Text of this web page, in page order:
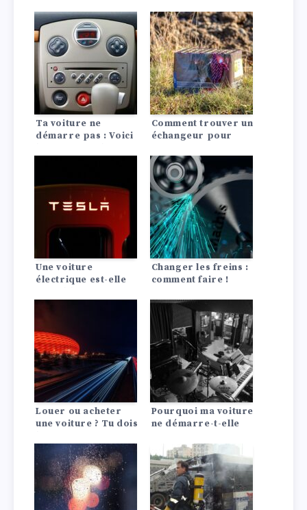
comment faire !
batterie soi-même !
Ta voiture ne
démarre pas : Voici
Comment trouver un
échangeur pour
batterie de voiture
et l’installer ?
Une voiture
électrique est-elle
comparaison avec
les moteurs à
combustion
Changer les freins :
comment faire !
Louer ou acheter
une voiture ? Tu dois
Pourquoi ma voiture
ne démarre-t-elle